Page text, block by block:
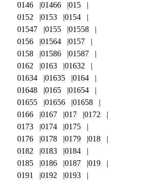
0146
01466
015
0152
0153
0154
01547
0155
01558
0156
01564
0157
0158
01586
01587
0162
0163
01632
01634
01635
0164
01648
0165
01654
01655
01656
01658
0166
0167 017
0172
0173
0174
0175
0176
0178 0179
018
0182
0183
0184
0185
0186 0187
019
0191
0192
0193